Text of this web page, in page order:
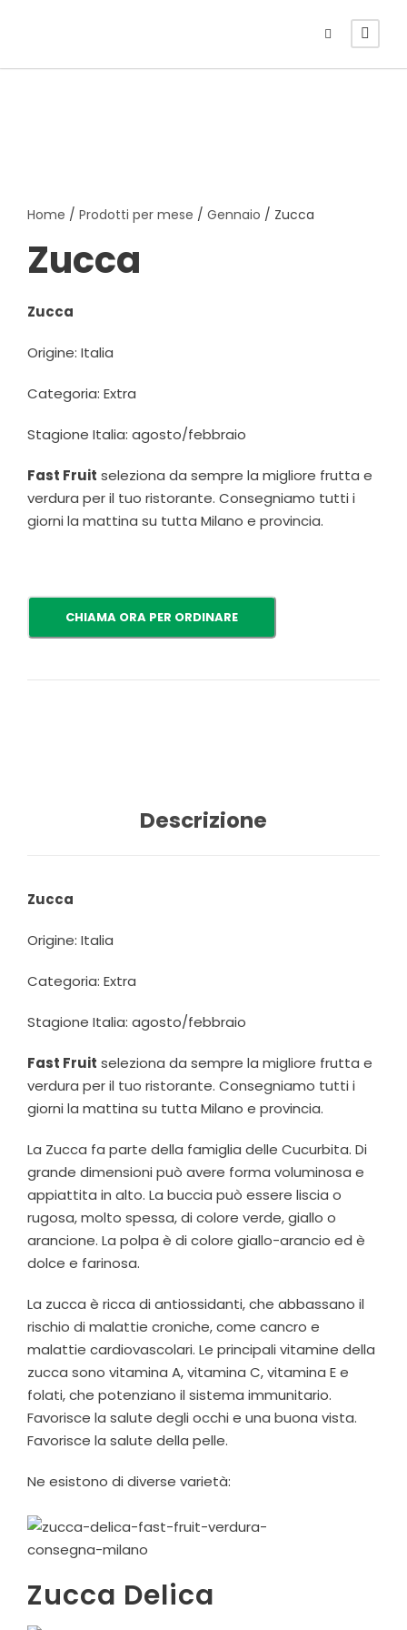
Home / Prodotti per mese / Gennaio / Zucca
Zucca
Zucca
Origine: Italia
Categoria: Extra
Stagione Italia: agosto/febbraio
Fast Fruit seleziona da sempre la migliore frutta e
verdura per il tuo ristorante. Consegniamo tutti i
giorni la mattina su tutta Milano e provincia.
CHIAMA ORA PER ORDINARE
Descrizione
Zucca
Origine: Italia
Categoria: Extra
Stagione Italia: agosto/febbraio
Fast Fruit seleziona da sempre la migliore frutta e
verdura per il tuo ristorante. Consegniamo tutti i
giorni la mattina su tutta Milano e provincia.
La Zucca fa parte della famiglia delle Cucurbita. Di
grande dimensioni può avere forma voluminosa e
appiattita in alto. La buccia può essere liscia o
rugosa, molto spessa, di colore verde, giallo o
arancione. La polpa è di colore giallo-arancio ed è
dolce e farinosa.
La zucca è ricca di antiossidanti, che abbassano il
rischio di malattie croniche, come cancro e
malattie cardiovascolari. Le principali vitamine della
zucca sono vitamina A, vitamina C, vitamina E e
folati, che potenziano il sistema immunitario.
Favorisce la salute degli occhi e una buona vista.
Favorisce la salute della pelle.
Ne esistono di diverse varietà:
Zucca Delica